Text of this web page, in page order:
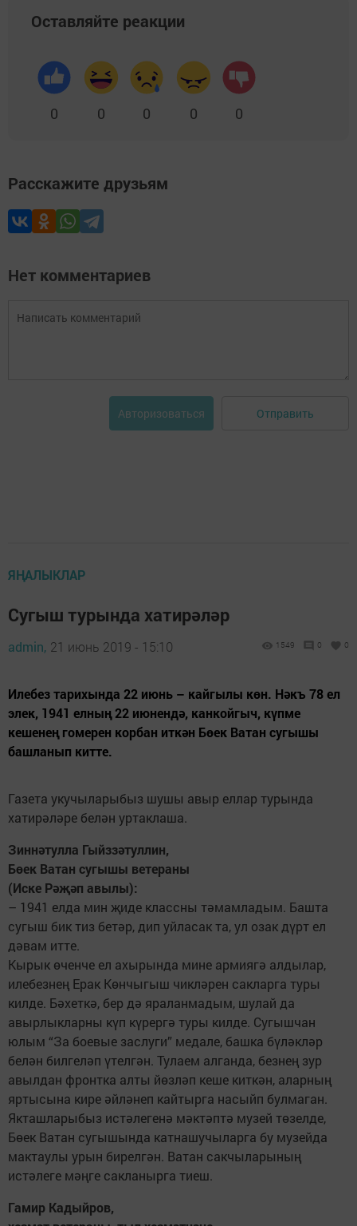
Оставляйте реакции
0 0 0 0 0
Расскажите друзьям
Нет комментариев
Авторизоваться Отправить
ЯҢАЛЫКЛАР
Сугыш турында хатирәләр
admin, 21 июнь 2019 - 15:10 1549 0 0
Илебез тарихында 22 июнь – кайгылы көн. Нәкъ 78 ел
элек, 1941 елның 22 июнендә, канкойгыч, күпме
кешенең гомерен корбан иткән Бөек Ватан сугышы
башланып китте.
Газета укучыларыбыз шушы авыр еллар турында
хатирәләре белән уртаклаша.
Зиннәтулла Гыйззәтуллин,
Бөек Ватан сугышы ветераны
(Иске Рәҗәп авылы):
– 1941 елда мин җиде классны тәмамладым. Башта
сугыш бик тиз бетәр, дип уйласак та, ул озак дүрт ел
дәвам итте.
Кырык өченче ел ахырында мине армиягә алдылар,
илебезнең Ерак Көнчыгыш чикләрен сакларга туры
килде. Бәхеткә, бер дә яраланмадым, шулай да
авырлыкларны күп күрергә туры килде. Сугышчан
юлым “За боевые заслуги” медале, башка бүләкләр
белән билгеләп үтелгән. Тулаем алганда, безнең зур
авылдан фронтка алты йөзләп кеше киткән, аларның
яртысына кире әйләнеп кайтырга насыйп булмаган.
Якташларыбыз истәлегенә мәктәптә музей төзелде,
Бөек Ватан сугышында катнашучыларга бу музейда
мактаулы урын бирелгән. Ватан сакчыларының
истәлеге мәңге сакланырга тиеш.
Гамир Кадыйров,